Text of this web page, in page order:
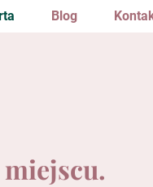
Blog